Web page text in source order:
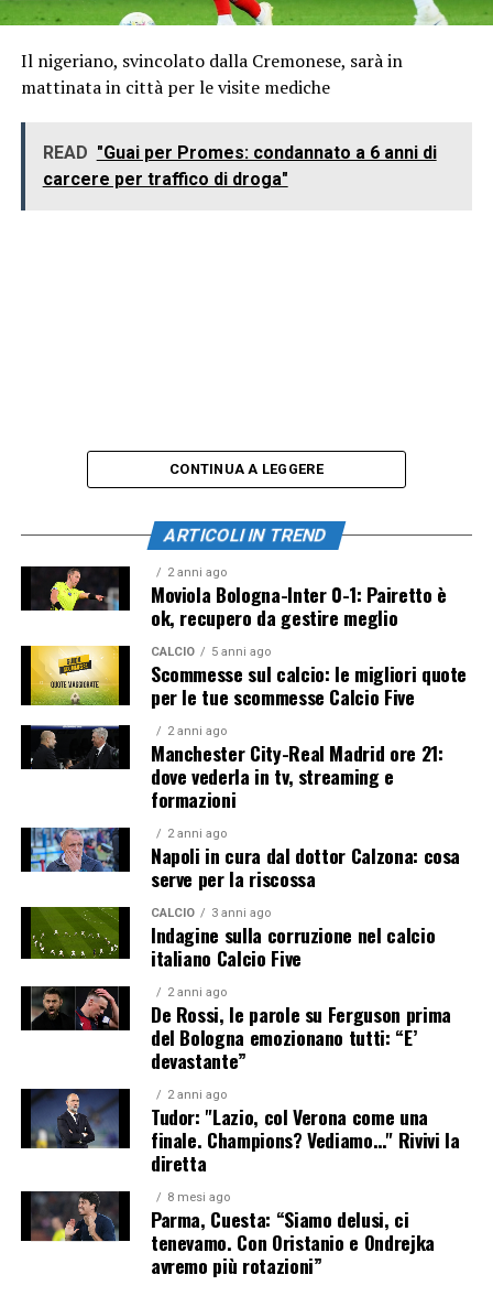
Il nigeriano, svincolato dalla Cremonese, sarà in
mattinata in città per le visite mediche
READ "Guai per Promes: condannato a 6 anni di
carcere per traffico di droga"
CONTINUA A LEGGERE
ARTICOLI IN TREND
2 anni ago
Moviola Bologna-Inter 0-1: Pairetto è
ok, recupero da gestire meglio
CALCIO 5 anni ago
Scommesse sul calcio: le migliori quote
per le tue scommesse Calcio Five
2 anni ago
Manchester City-Real Madrid ore 21:
dove vederla in tv, streaming e
formazioni
2 anni ago
Napoli in cura dal dottor Calzona: cosa
serve per la riscossa
CALCIO 3 anni ago
Indagine sulla corruzione nel calcio
italiano Calcio Five
2 anni ago
De Rossi, le parole su Ferguson prima
del Bologna emozionano tutti: “E’
devastante”
2 anni ago
Tudor: "Lazio, col Verona come una
finale. Champions? Vediamo…" Rivivi la
diretta
8 mesi ago
Parma, Cuesta: “Siamo delusi, ci
tenevamo. Con Oristanio e Ondrejka
avremo più rotazioni”